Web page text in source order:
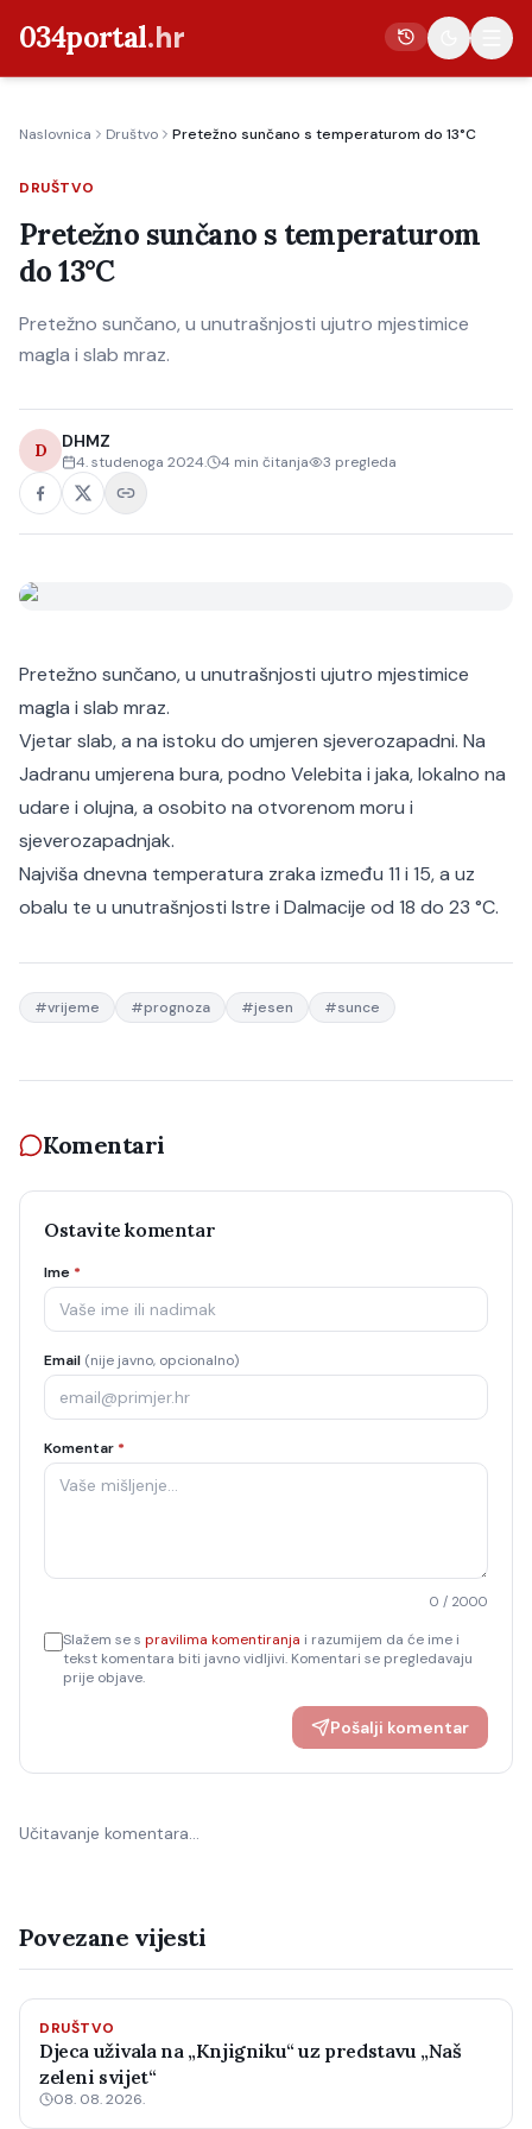
034portal.hr
Crna kronika
Poljoprivreda
Politika
Gospodarstvo
Život
Kultura
Sport
Naslovnica Društvo Pretežno sunčano s temperaturom do 13°C
DRUŠTVO
Pretežno sunčano s temperaturom
do 13°C
Pretežno sunčano, u unutrašnjosti ujutro mjestimice
magla i slab mraz.
D DHMZ
4. studenoga 2024. 4 min čitanja 3 pregleda
Pretežno sunčano, u unutrašnjosti ujutro mjestimice
magla i slab mraz.
Vjetar slab, a na istoku do umjeren sjeverozapadni. Na
Jadranu umjerena bura, podno Velebita i jaka, lokalno na
udare i olujna, a osobito na otvorenom moru i
sjeverozapadnjak.
Najviša dnevna temperatura zraka između 11 i 15, a uz
obalu te u unutrašnjosti Istre i Dalmacije od 18 do 23 °C.
#vrijeme #prognoza #jesen #sunce
Komentari
Ostavite komentar
Ime *
Email (nije javno, opcionalno)
Komentar *
0 / 2000
Slažem se s pravilima komentiranja i razumijem da će ime i
tekst komentara biti javno vidljivi. Komentari se pregledavaju
prije objave.
Pošalji komentar
Učitavanje komentara…
Povezane vijesti
DRUŠTVO
Djeca uživala na „Knjigniku“ uz predstavu „Naš
zeleni svijet“
08. 08. 2026.